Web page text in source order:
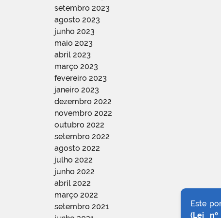
Este
(Lei nº
setembro 2023
agosto 2023
junho 2023
maio 2023
abril 2023
março 2023
fevereiro 2023
janeiro 2023
dezembro 2022
novembro 2022
outubro 2022
setembro 2022
agosto 2022
julho 2022
junho 2022
abril 2022
março 2022
setembro 2021